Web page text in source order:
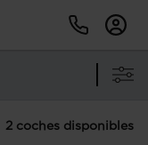
2 coches disponibles